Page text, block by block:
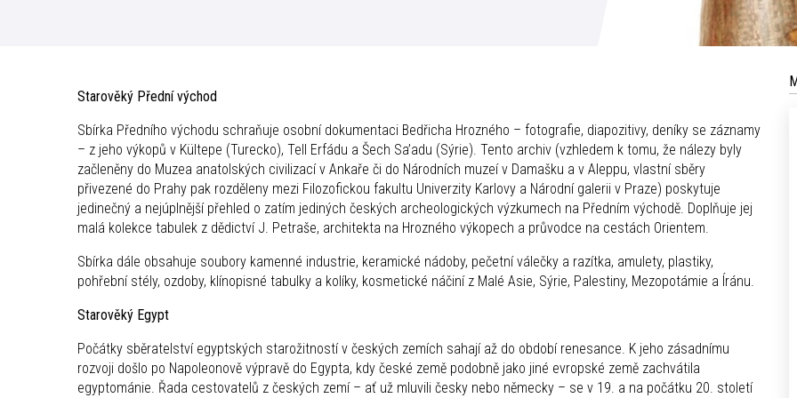
Starověký Přední východ
Sbírka Předního východu schraňuje osobní dokumentaci Bedřicha Hrozného – fotografie, diapozitivy, deníky se záznamy
– z jeho výkopů v Kültepe (Turecko), Tell Erfádu a Šech Sa’adu (Sýrie). Tento archiv (vzhledem k tomu, že nálezy byly
začleněny do Muzea anatolských civilizací v Ankaře či do Národních muzeí v Damašku a v Aleppu, vlastní sběry
přivezené do Prahy pak rozděleny mezi Filozofickou fakultu Univerzity Karlovy a Národní galerii v Praze) poskytuje
jedinečný a nejúplnější přehled o zatím jediných českých archeologických výzkumech na Předním východě. Doplňuje jej
malá kolekce tabulek z dědictví J. Petraše, architekta na Hrozného výkopech a průvodce na cestách Orientem.
Sbírka dále obsahuje soubory kamenné industrie, keramické nádoby, pečetní válečky a razítka, amulety, plastiky,
pohřební stély, ozdoby, klínopisné tabulky a kolíky, kosmetické náčiní z Malé Asie, Sýrie, Palestiny, Mezopotámie a Íránu.
Starověký Egypt
Počátky sběratelství egyptských starožitností v českých zemích sahají až do období renesance. K jeho zásadnímu
rozvoji došlo po Napoleonově výpravě do Egypta, kdy české země podobně jako jiné evropské země zachvátila
egyptománie. Řada cestovatelů z českých zemí – ať už mluvili česky nebo německy – se v 19. a na počátku 20. století